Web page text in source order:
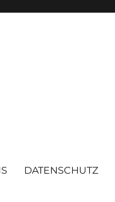
DATENSCHUTZ